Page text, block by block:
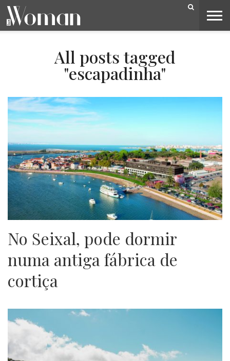
LIFESTYLE
OPINIÃO
PESSOAS
SOCIEDADEAll posts tagged
"escapadinha"
No Seixal, pode dormir
numa antiga fábrica de
cortiça